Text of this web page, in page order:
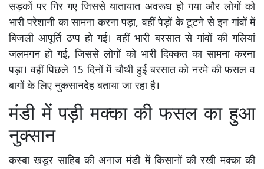
सड़कों पर गिर गए जिससे यातायात अवरूध हो गया और लोगों को
भारी परेशानी का सामना करना पड़ा, वहीं पेड़ों के टूटने से इन गांवों में
बिजली आपूर्ति ठप्प हो गई। वहीं भारी बरसात से गांवों की गलियां
जलमगन हो गई, जिससे लोगों को भारी दिक्कत का सामना करना
पड़ा। वहीं पिछले 15 दिनों में चौथी हुई बरसात को नरमे की फसल व
बागों के लिए नुकसानदेह बताया जा रहा है।
मंडी में पड़ी मक्का की फसल का हुआ
नुक्सान
कस्बा खडूर साहिब की अनाज मंडी में किसानों की रखी मक्का की